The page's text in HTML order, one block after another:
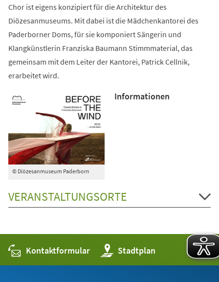
Chor ist eigens konzipiert für die Architektur des
Diözesanmuseums. Mit dabei ist die Mädchenkantorei des
Paderborner Doms, für sie komponiert Sängerin und
Klangkünstlerin Franziska Baumann Stimmmaterial, das
gemeinsam mit dem Leiter der Kantorei, Patrick Cellnik,
erarbeitet wird.
© Diözesanmuseum Paderborn
Informationen
VERANSTALTUNGSORTE
Kontaktformular Stadtplan
(Öffnet
in
einem